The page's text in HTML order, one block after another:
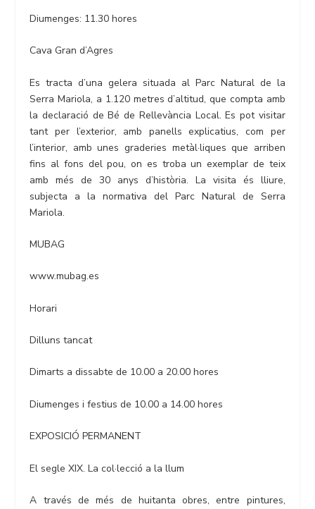
Diumenges: 11.30 hores
Cava Gran d’Agres
Es tracta d’una gelera situada al Parc Natural de la
Serra Mariola, a 1.120 metres d’altitud, que compta amb
la declaració de Bé de Rellevància Local. Es pot visitar
tant per l’exterior, amb panells explicatius, com per
l’interior, amb unes graderies metàl·liques que arriben
fins al fons del pou, on es troba un exemplar de teix
amb més de 30 anys d’història. La visita és lliure,
subjecta a la normativa del Parc Natural de Serra
Mariola.
MUBAG
www.mubag.es
Horari
Dilluns tancat
Dimarts a dissabte de 10.00 a 20.00 hores
Diumenges i festius de 10.00 a 14.00 hores
EXPOSICIÓ PERMANENT
El segle XIX. La col·lecció a la llum
A través de més de huitanta obres, entre pintures,